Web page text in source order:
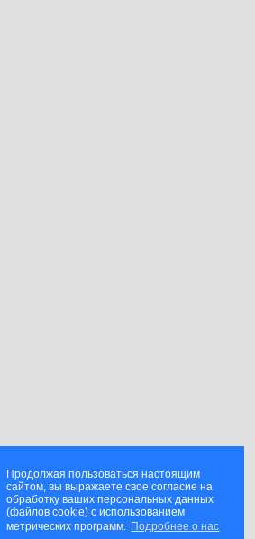
Продолжая пользоваться настоящим
сайтом, вы выражаете свое согласие на
обработку ваших персональных данных
(файлов cookie) с использованием
метрических программ. Подробнее о нас